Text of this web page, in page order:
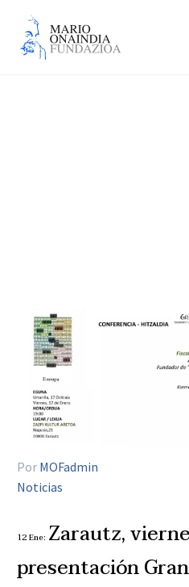
Por MOFadmin
Noticias
12 Ene: Zarautz,
presentación